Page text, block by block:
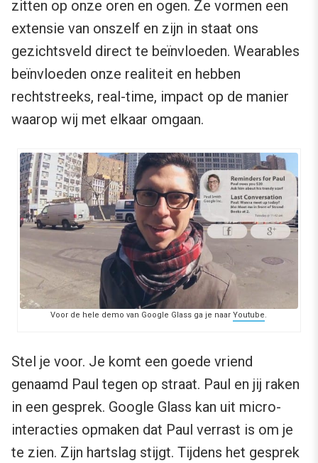
zitten op onze oren en ogen. Ze vormen een
extensie van onszelf en zijn in staat ons
gezichtsveld direct te beïnvloeden. Wearables
beïnvloeden onze realiteit en hebben
rechtstreeks, real-time, impact op de manier
waarop wij met elkaar omgaan.
Voor de hele demo van Google Glass ga je naarYoutube.
Stel je voor. Je komt een goede vriend
genaamd Paul tegen op straat. Paul en jij raken
in een gesprek. Google Glass kan uit micro-
interacties opmaken dat Paul verrast is om je
te zien. Zijn hartslag stijgt. Tijdens het gesprek